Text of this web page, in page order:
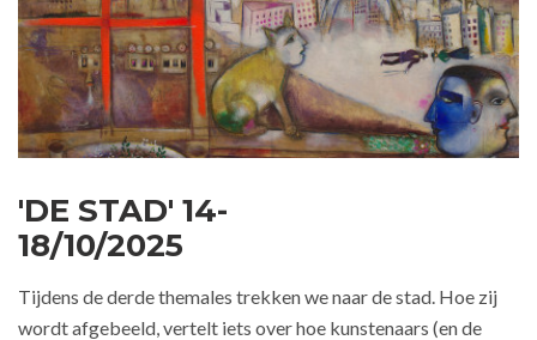
'DE STAD' 14-
18/10/2025
Tijdens de derde themales trekken we naar de stad. Hoe zij
wordt afgebeeld, vertelt iets over hoe kunstenaars (en de